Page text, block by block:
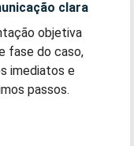
clara
objetiva
fase do caso,
imediatos e
passos.